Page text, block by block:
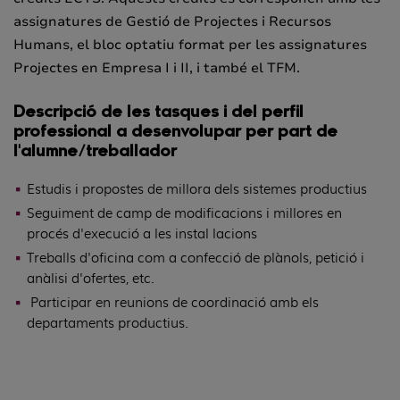
assignatures de Gestió de Projectes i Recursos
Humans, el bloc optatiu format per les assignatures
Projectes en Empresa I i II, i també el TFM.
Descripció de les tasques i del perfil
professional a desenvolupar per part de
l'alumne/treballador
Estudis i propostes de millora dels sistemes productius
Seguiment de camp de modificacions i millores en
procés d'execució a les instal·lacions
Treballs d'oficina com a confecció de plànols, petició i
anàlisi d'ofertes, etc.
Participar en reunions de coordinació amb els
departaments productius.